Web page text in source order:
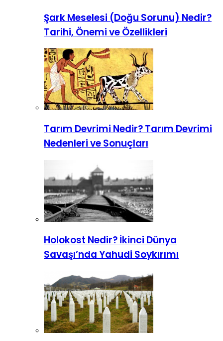
Şark Meselesi (Doğu Sorunu) Nedir?
Tarihi, Önemi ve Özellikleri
Tarım Devrimi Nedir? Tarım Devrimi
Nedenleri ve Sonuçları
Holokost Nedir? İkinci Dünya
Savaşı’nda Yahudi Soykırımı